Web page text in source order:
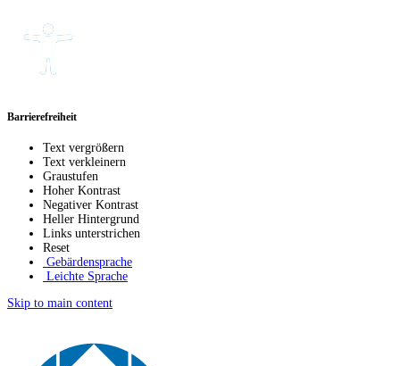
Barrierefreiheit
Text vergrößern
Text verkleinern
Graustufen
Hoher Kontrast
Negativer Kontrast
Heller Hintergrund
Links unterstrichen
Reset
Gebärdensprache
Leichte Sprache
Skip to main content